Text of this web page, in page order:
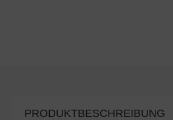
PRODUKTBESCHREIBUNG